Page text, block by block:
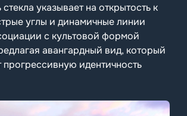
указывает на открытость к
углы и динамичные линии
с культовой формой
авангардный вид, который
прогрессивную идентичность